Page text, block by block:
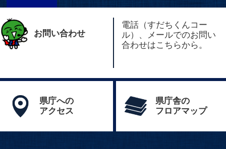
お問い合わせ
電話（すだちくんコー
ル）、メールでのお問い
合わせはこちらから。
県庁への
アクセス
県庁舎の
フロアマップ